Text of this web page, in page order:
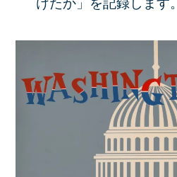
けたか」を記録します。